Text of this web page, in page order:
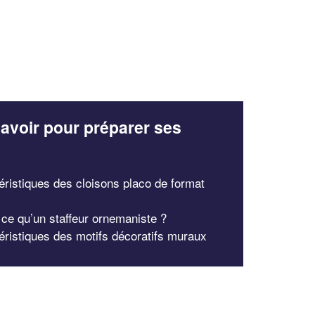
pour préparer ses
des cloisons placo de format
qu’un staffeur ornemaniste ?
des motifs décoratifs muraux